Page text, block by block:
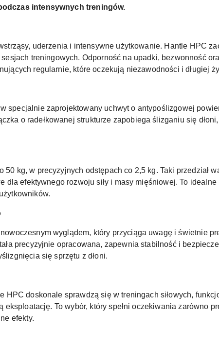
intensywnych treningów.
uderzenia i intensywne użytkowanie. Hantle HPC
treningowych. Odporność na upadki, bezwonność
regularnie, które oczekują niezawodności i długiej
specjalnie zaprojektowany uchwyt o antypoślizgowej
o radełkowanej strukturze zapobiega ślizganiu się
50 kg, w precyzyjnych odstępach co 2,5 kg. Taki przedział
dla efektywnego rozwoju siły i masy mięśniowej. To
wyglądem, który przyciąga uwagę i świetnie
precyzyjnie opracowana, zapewnia stabilność i
się sprzętu z dłoni.
HPC doskonale sprawdzą się w treningach siłowych,
To wybór, który spełni oczekiwania zarówno
efekty.